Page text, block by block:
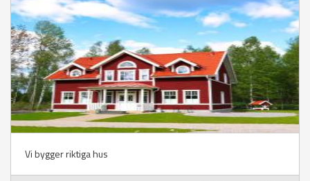
Vi bygger riktiga hus